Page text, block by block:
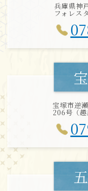
兵庫県神
フォレス
宝塚市逆
206号（趣